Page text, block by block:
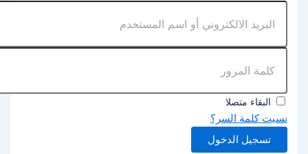
البقاء متصلا
نسيت كلمة السر؟
تسجيل الدخول